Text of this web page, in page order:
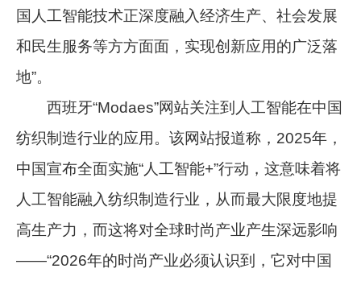
国人工智能技术正深度融入经济生产、社会发展
和民生服务等方方面面，实现创新应用的广泛落
地”。
西班牙“Modaes”网站关注到人工智能在中国
纺织制造行业的应用。该网站报道称，2025年，
中国宣布全面实施“人工智能+”行动，这意味着将
人工智能融入纺织制造行业，从而最大限度地提
高生产力，而这将对全球时尚产业产生深远影响
——“2026年的时尚产业必须认识到，它对中国